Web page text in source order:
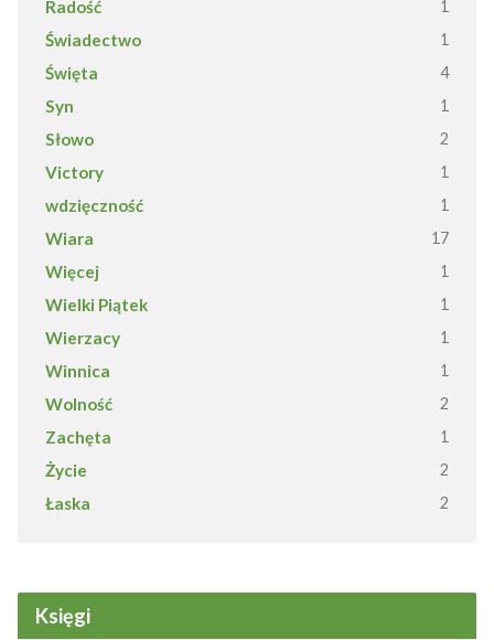
Radość 1
Świadectwo 1
Święta 4
Syn 1
Słowo 2
Victory 1
wdzięczność 1
Wiara 17
Więcej 1
Wielki Piątek 1
Wierzacy 1
Winnica 1
Wolność 2
Zachęta 1
Życie 2
Łaska 2
Księgi